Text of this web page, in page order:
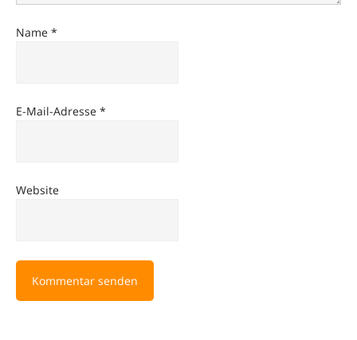
Name *
E-Mail-Adresse *
Website